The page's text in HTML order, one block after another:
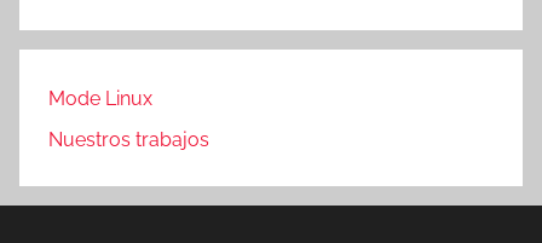
Mode Linux
Nuestros trabajos